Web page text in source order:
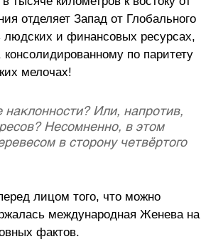
отделяет Запад от Глобального
людских и финансовых ресурсах,
по паритету
мелочах!
Или, напротив,
Несомненно, в этом
в сторону четвёртого
лицом того, что можно
международная Женева на
фактов.